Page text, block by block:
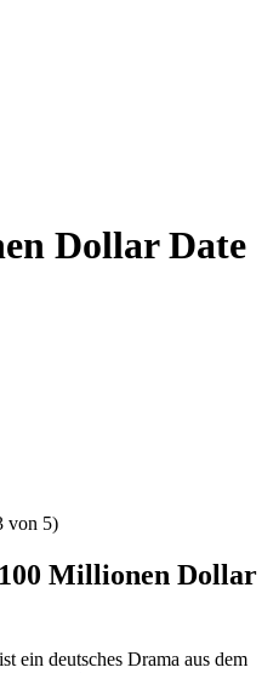
Dollar Date
von 5)
Millionen Dollar
ist ein deutsches Drama aus dem